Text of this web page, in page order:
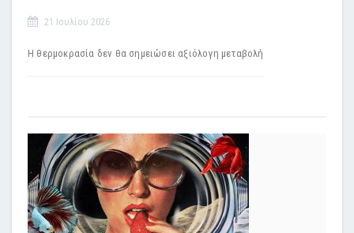
21 Ιουλίου 2026
H θερμοκρασία δεν θα σημειώσει αξιόλογη μεταβολή